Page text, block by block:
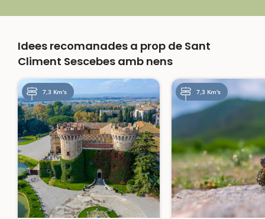
Idees recomanades a prop de Sant
Climent Sescebes amb nens
7,3 Km's 7,3 Km's